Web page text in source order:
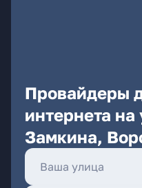
Провайдеры
интернета на
Замкина,